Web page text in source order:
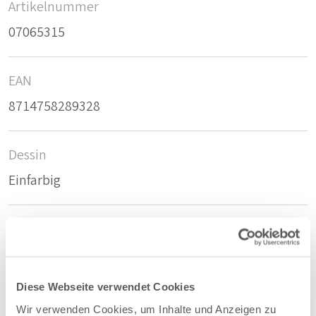
Diese Webseite verwendet Cookies
Wir verwenden Cookies, um Inhalte und Anzeigen zu
Artikelnummer
07065315
EAN
8714758289328
Dessin
Einfarbig
Nachhaltig